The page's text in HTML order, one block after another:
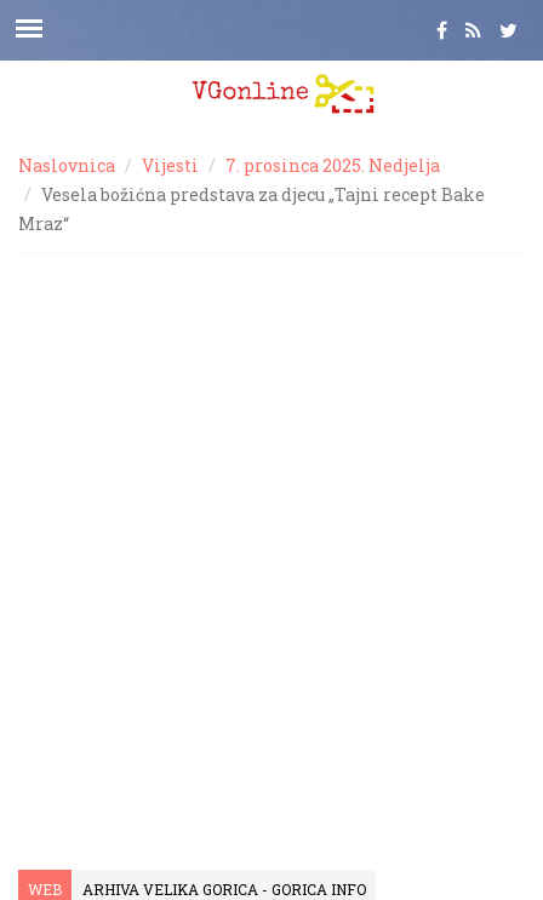
Naslovnica Vijesti
7. prosinca 2025. Nedjelja
Vesela božićna predstava za djecu „Tajni recept Bake
Mraz“
WEB ARHIVA VELIKA GORICA - GORICA INFO